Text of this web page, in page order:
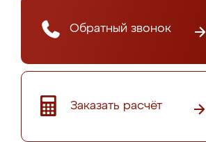
Обратный звонок
Заказать расчёт